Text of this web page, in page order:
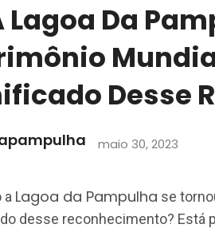
Lagoa Da
Mundial
Desse
maio 30, 2023
a Lagoa da Pampulha se
desse reconhecimento? Está